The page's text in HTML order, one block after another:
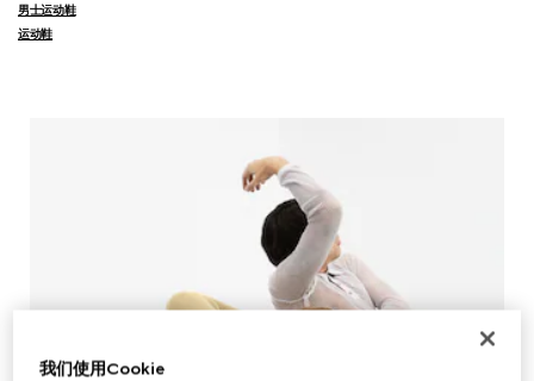
男士运动鞋
运动鞋
我们使用Cookie